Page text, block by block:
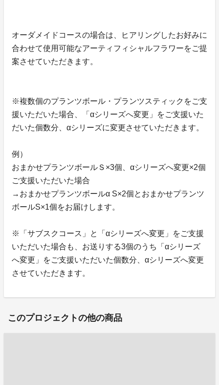
オーダメイドコースの場合は、ヒアリングしたお好みに
合わせて使用可能なアーティフィシャルフラワーをご提
案させていただきます。
※複数個のプランツボール・プランツスティックをご支
援いただいた場合、「αシリーズへ変更」をご支援いた
だいた個数分、αシリーズに変更させていただきます。
例）
おまかせプランツボールＳ×3個、αシリーズへ変更×2個
ご支援いただいた場合
→おまかせプランツボールα S×2個とおまかせプランツ
ボールS×1個をお届けします。
※「サブスクコース」と「αシリーズへ変更」をご支援
いただいた場合も、お送りする3個のうち「αシリーズ
へ変更」をご支援いただいた個数分、αシリーズへ変更
させていただきます。
このプロジェクトの他の商品